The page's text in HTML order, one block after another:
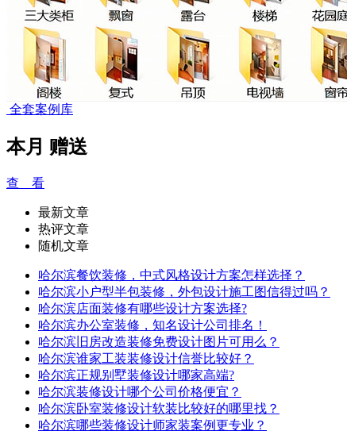
全套案例库
本月 赠送
查 看
最新文章
热评文章
随机文章
哈尔滨餐饮装修，中式风格设计方案怎样选择？
哈尔滨小户型半包装修，外包设计施工图信得过吗？
哈尔滨店面装修有哪些设计方案选择?
哈尔滨办公室装修，知名设计公司排名！
哈尔滨旧房改造装修免费设计图片可用么？
哈尔滨谁家工装装修设计信誉比较好？
哈尔滨正规别墅装修设计哪家高端?
哈尔滨装修设计哪个公司价格便宜？
哈尔滨卧室装修设计软装比较好的哪里找？
哈尔滨哪些装修设计师家装案例更专业？